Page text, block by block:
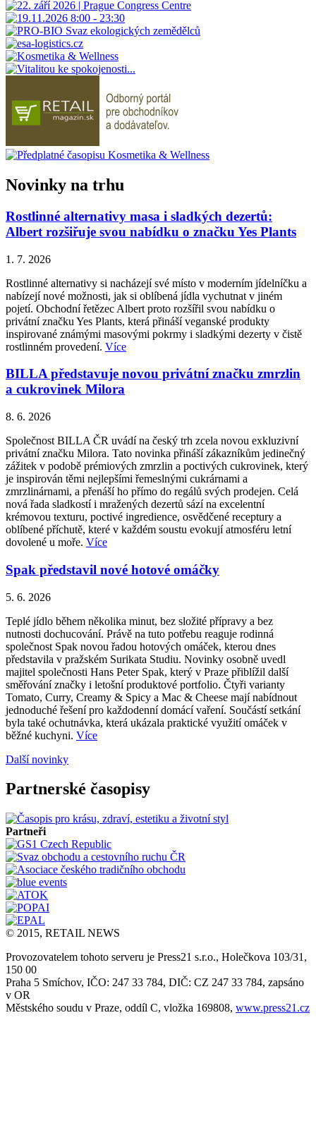
Novinky na trhu
Rostlinné alternativy masa i sladkých dezertů:
Albert rozšiřuje svou nabídku o značku Yes Plants
1. 7. 2026
Rostlinné alternativy si nacházejí své místo v moderním jídelníčku a
nabízejí nové možnosti, jak si oblíbená jídla vychutnat v jiném
pojetí. Obchodní řetězec Albert proto rozšířil svou nabídku o
privátní značku Yes Plants, která přináší veganské produkty
inspirované známými masovými pokrmy i sladkými dezerty v čistě
rostlinném provedení. Více
BILLA představuje novou privátní značku zmrzlin
a cukrovinek Milora
8. 6. 2026
Společnost BILLA ČR uvádí na český trh zcela novou exkluzivní
privátní značku Milora. Tato novinka přináší zákazníkům jedinečný
zážitek v podobě prémiových zmrzlin a poctivých cukrovinek, který
je inspirován těmi nejlepšími řemeslnými cukrárnami a
zmrzlinárnami, a přenáší ho přímo do regálů svých prodejen. Celá
nová řada sladkostí i mražených dezertů sází na excelentní
krémovou texturu, poctivé ingredience, osvědčené receptury a
oblíbené příchutě, které v každém soustu evokují atmosféru letní
dovolené u moře. Více
Spak představil nové hotové omáčky
5. 6. 2026
Teplé jídlo během několika minut, bez složité přípravy a bez
nutnosti dochucování. Právě na tuto potřebu reaguje rodinná
společnost Spak novou řadou hotových omáček, kterou dnes
představila v pražském Surikata Studiu. Novinky osobně uvedl
majitel společnosti Hans Peter Spak, který v Praze přiblížil další
směřování značky i letošní produktové portfolio. Čtyři varianty
Tomato, Curry, Creamy & Spicy a Mac & Cheese mají nabídnout
jednoduché řešení pro každodenní domácí vaření. Součástí setkání
byla také ochutnávka, která ukázala praktické využití omáček v
běžné kuchyni. Více
Další novinky
Partnerské časopisy
Partneři
© 2015, RETAIL NEWS
Provozovatelem tohoto serveru je Press21 s.r.o., Holečkova 103/31,
150 00
Praha 5 Smíchov, IČO: 247 33 784, DIČ: CZ 247 33 784, zapsáno
v OR
Městského soudu v Praze, oddíl C, vložka 169808, www.press21.cz